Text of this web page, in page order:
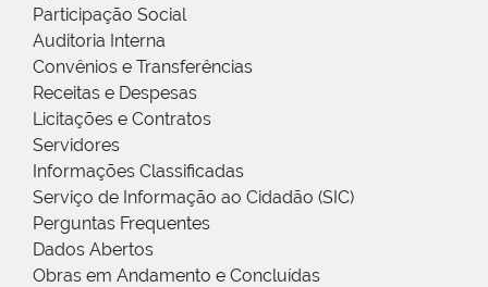
Participação Social
Auditoria Interna
Convênios e Transferências
Receitas e Despesas
Licitações e Contratos
Servidores
Informações Classificadas
Serviço de Informação ao Cidadão (SIC)
Perguntas Frequentes
Dados Abertos
Obras em Andamento e Concluídas